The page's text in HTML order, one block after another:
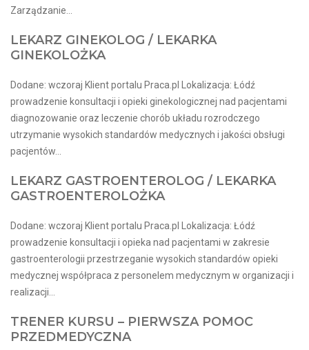
Zarządzanie...
LEKARZ GINEKOLOG / LEKARKA
GINEKOLOŻKA
Dodane: wczoraj Klient portalu Praca.pl Lokalizacja: Łódź
prowadzenie konsultacji i opieki ginekologicznej nad pacjentami
diagnozowanie oraz leczenie chorób układu rozrodczego
utrzymanie wysokich standardów medycznych i jakości obsługi
pacjentów...
LEKARZ GASTROENTEROLOG / LEKARKA
GASTROENTEROLOŻKA
Dodane: wczoraj Klient portalu Praca.pl Lokalizacja: Łódź
prowadzenie konsultacji i opieka nad pacjentami w zakresie
gastroenterologii przestrzeganie wysokich standardów opieki
medycznej współpraca z personelem medycznym w organizacji i
realizacji...
TRENER KURSU – PIERWSZA POMOC
PRZEDMEDYCZNA